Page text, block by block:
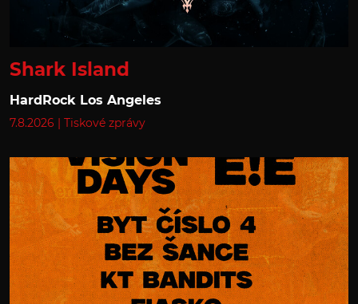
Shark Island
HardRock Los Angeles
7.8.2026 Tiskové zprávy